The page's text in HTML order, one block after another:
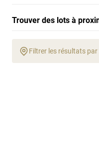
Trouver des lots à
Filtrer les résultats